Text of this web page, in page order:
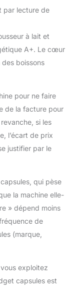
par lecture de
à lait et
A+. Le cœur
des boissons
pour ne faire
de la facture pour
si les
l’écart de prix
justifier par le
qui pèse
la machine elle-
» dépend moins
de
(marque,
exploitez
capsules est